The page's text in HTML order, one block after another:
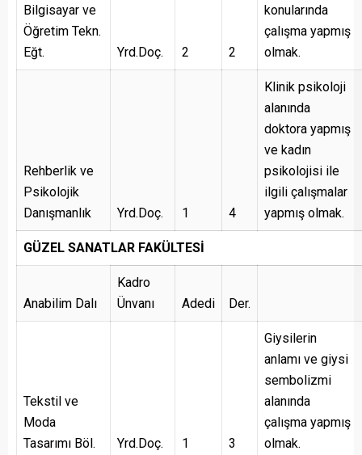
Bilgisayar ve
Öğretim Tekn.
Eğt.
Yrd.Doç. 2 2
konularında
çalışma yapmış
olmak.
Rehberlik ve
Psikolojik
Danışmanlık
Yrd.Doç. 1 4
Klinik psikoloji
alanında
doktora yapmış
ve kadın
psikolojisi ile
ilgili çalışmalar
yapmış olmak.
GÜZEL SANATLAR FAKÜLTESİ
Anabilim Dalı
Kadro
Ünvanı
Adedi Der.
Tekstil ve
Moda
Tasarımı Böl.
Yrd.Doç. 1 3
Giysilerin
anlamı ve giysi
sembolizmi
alanında
çalışma yapmış
olmak.